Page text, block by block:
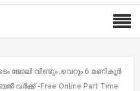
ജോലി വീണ്ടും ,വെറും 6 മണികൂർ
-Free Online Part Time